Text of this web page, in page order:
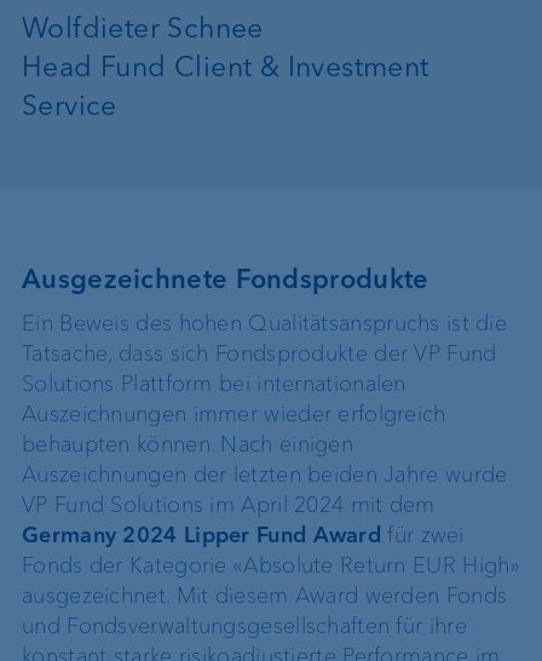
Wolfdieter Schnee
Head Fund Client & Investment
Service
Ausgezeichnete Fondsprodukte
Ein Beweis des hohen Qualitätsanspruchs ist die
Tatsache, dass sich Fondsprodukte der VP Fund
Solutions Plattform bei internationalen
Auszeichnungen immer wieder erfolgreich
behaupten können. Nach einigen
Auszeichnungen der letzten beiden Jahre wurde
VP Fund Solutions im April 2024 mit dem
Germany 2024 Lipper Fund Award für zwei
Fonds der Kategorie «Absolute Return EUR High»
ausgezeichnet. Mit diesem Award werden Fonds
und Fondsverwaltungsgesellschaften für ihre